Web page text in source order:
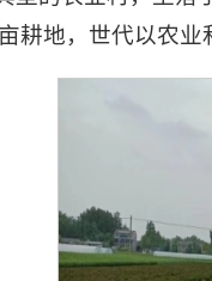
耕地，世代以农